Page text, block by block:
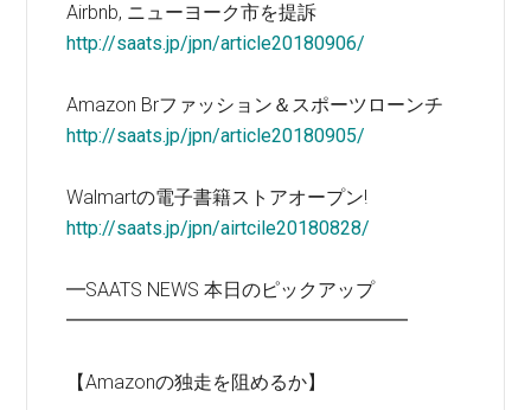
Airbnb, ニューヨーク市を提訴
http://saats.jp/jpn/article20180906/
Amazon Brファッション＆スポーツローンチ
http://saats.jp/jpn/article20180905/
Walmartの電子書籍ストアオープン!
http://saats.jp/jpn/airtcile20180828/
━SAATS NEWS 本日のピックアップ
━━━━━━━━━━━━━━━━━━
【Amazonの独走を阻めるか】